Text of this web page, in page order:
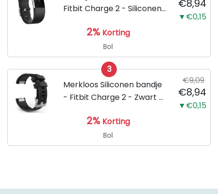
Fitbit Charge 2 - Siliconen
Armband Large - Geschikt
voor de Activity Tracker /
Polsband / Strap Band /...
€8,94
▼€0,15
2% Korting
Bol
3
Merkloos Siliconen bandje
- Fitbit Charge 2 - Zwart -
€9,09
€8,94
▼€0,15
2% Korting
Bol